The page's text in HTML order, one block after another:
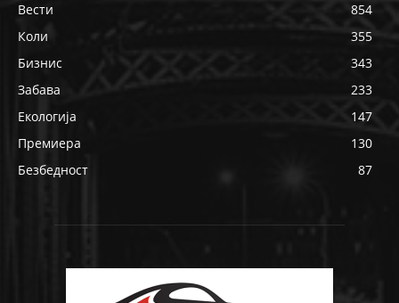
Вести
854
Коли
355
Бизнис
343
Забава
233
Екологија
147
Премиера
130
Безбедност
87